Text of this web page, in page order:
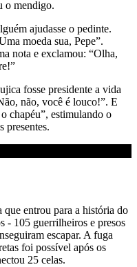
o mendigo.
ajudasse o pedinte.
moeda sua, Pepe”.
nota e exclamou: “Olha,
fosse presidente a vida
não, você é louco!”. E
chapéu”, estimulando o
presentes.
entrou para a história do
- 105 guerrilheiros e presos
escapar. A fuga
foi possível após os
25 celas.